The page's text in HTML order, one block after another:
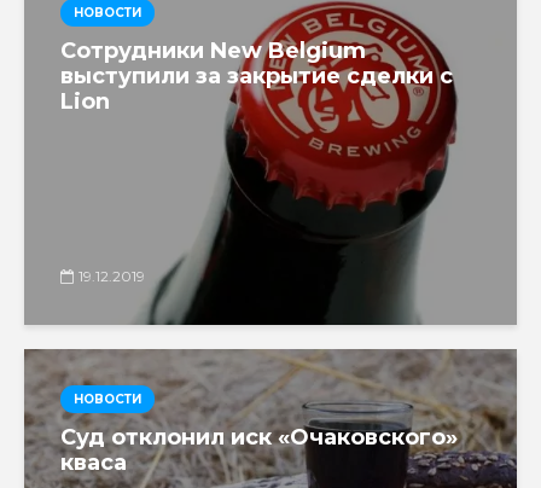
НОВОСТИ
Сотрудники New Belgium
выступили за закрытие сделки с
Lion
19.12.2019
НОВОСТИ
Суд отклонил иск «Очаковского»
кваса